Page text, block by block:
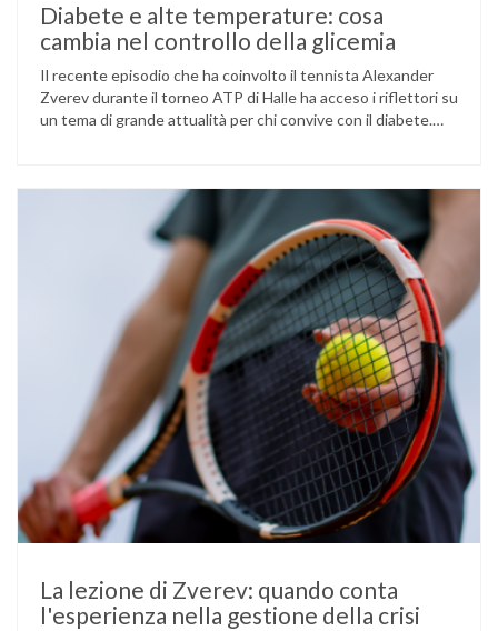
Diabete e alte temperature: cosa
cambia nel controllo della glicemia
Il recente episodio che ha coinvolto il tennista Alexander
Zverev durante il torneo ATP di Halle ha acceso i riflettori su
un tema di grande attualità per chi convive con il diabete.
glucosio lo aveva portato …
La lezione di Zverev: quando conta
l'esperienza nella gestione della crisi